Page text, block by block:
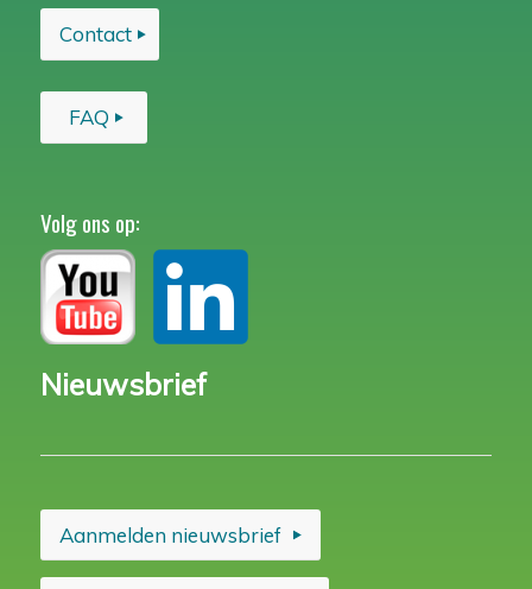
Contact
FAQ
Volg ons op:
Nieuwsbrief
Aanmelden nieuwsbrief